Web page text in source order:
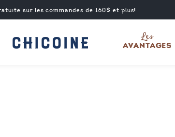
sur les commandes de 160$ et plus!
Les
AVANTAGES